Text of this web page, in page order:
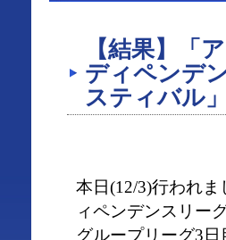
【結果】「
ディペンデ
スティバル
本日(12/3)行われ
ィペンデンスリー
グループリーグ3